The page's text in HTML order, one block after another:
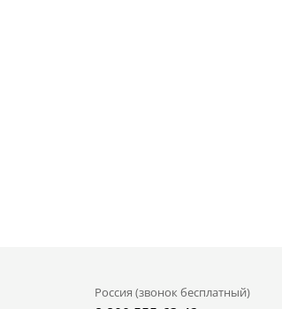
Россия (звонок бесплатный)